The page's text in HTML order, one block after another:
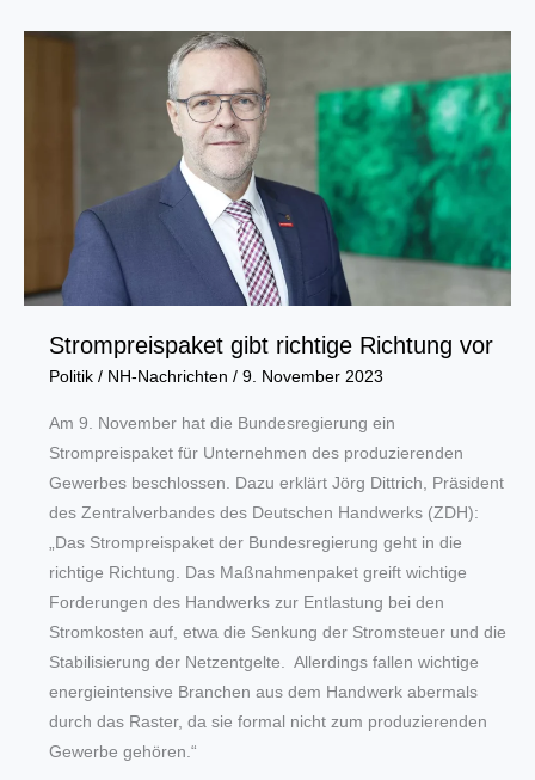
die
Strompreispaket gibt richtige Richtung vor
Politik/ NH-Nachrichten / 9. November 2023
Am 9. November hat die Bundesregierung ein
Strompreispaket für Unternehmen des produzierenden
Gewerbes beschlossen. Dazu erklärt Jörg Dittrich, Präsident
des Zentralverbandes des Deutschen Handwerks (ZDH):
„Das Strompreispaket der Bundesregierung geht in die
richtige Richtung. Das Maßnahmenpaket greift wichtige
Forderungen des Handwerks zur Entlastung bei den
Stromkosten auf, etwa die Senkung der Stromsteuer und die
Stabilisierung der Netzentgelte. Allerdings fallen wichtige
energieintensive Branchen aus dem Handwerk abermals
durch das Raster, da sie formal nicht zum produzierenden
Gewerbe gehören.“